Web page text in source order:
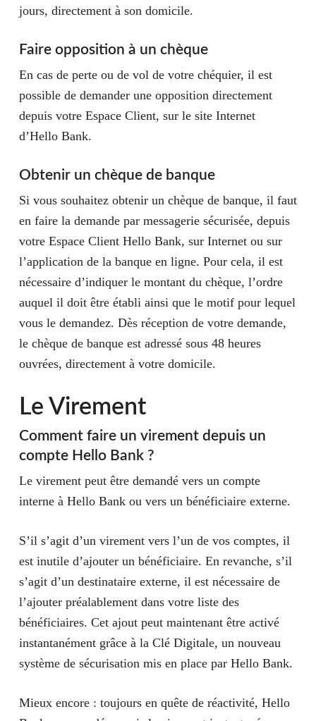
jours, directement à son domicile.
Faire opposition à un chèque
En cas de perte ou de vol de votre chéquier, il est
possible de demander une opposition directement
depuis votre Espace Client, sur le site Internet
d’Hello Bank.
Obtenir un chèque de banque
Si vous souhaitez obtenir un chèque de banque, il faut
en faire la demande par messagerie sécurisée, depuis
votre Espace Client Hello Bank, sur Internet ou sur
l’application de la banque en ligne. Pour cela, il est
nécessaire d’indiquer le montant du chèque, l’ordre
auquel il doit être établi ainsi que le motif pour lequel
vous le demandez. Dès réception de votre demande,
le chèque de banque est adressé sous 48 heures
ouvrées, directement à votre domicile.
Le Virement
Comment faire un virement depuis un
compte Hello Bank ?
Le virement peut être demandé vers un compte
interne à Hello Bank ou vers un bénéficiaire externe.
S’il s’agit d’un virement vers l’un de vos comptes, il
est inutile d’ajouter un bénéficiaire. En revanche, s’il
s’agit d’un destinataire externe, il est nécessaire de
l’ajouter préalablement dans votre liste des
bénéficiaires. Cet ajout peut maintenant être activé
instantanément grâce à la Clé Digitale, un nouveau
système de sécurisation mis en place par Hello Bank.
Mieux encore : toujours en quête de réactivité, Hello